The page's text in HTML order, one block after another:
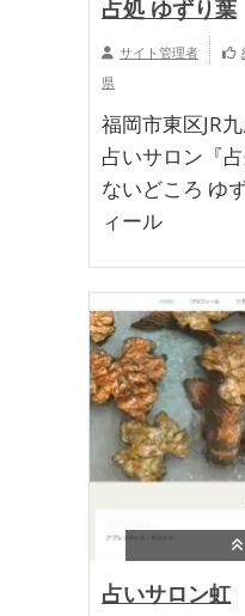
占処 ゆずり葉
サイト管理者
県
福岡市東区JR
占いサロン『
ないどころ ゆ
ィール
占いサロン虹